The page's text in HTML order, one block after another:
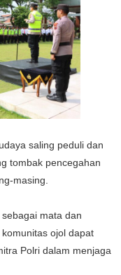
saling peduli dan
tombak pencegahan
masing.
mata dan
ojol dapat
Polri dalam menjaga